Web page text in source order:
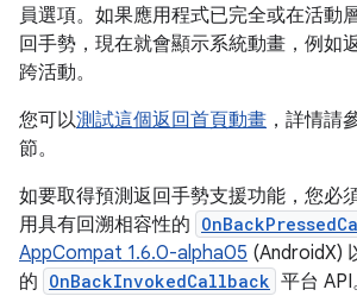
員選項。如果應用程式已完全或在活動
回手勢，現在就會顯示系統動畫，例如
跨活動。
您可以測試這個返回首頁動畫 ，詳情請
節。
如要取得預測返回手勢支援功能，您必
用具有回溯相容性的
AppCompat 1.6.0-alpha05 (AndroidX)
的 OnBackInvokedCallback 平台